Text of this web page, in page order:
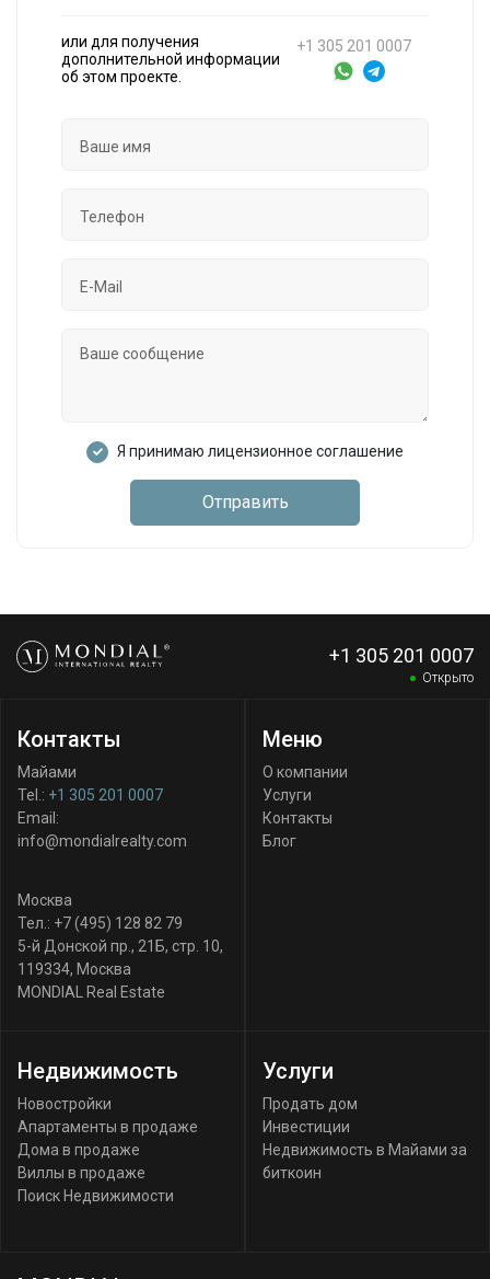
или для получения
дополнительной информации
об этом проекте.
+1 305 201 0007
Я принимаю лицензионное соглашение
Отправить
+1 305 201 0007
Открыто
Контакты
Майами
Tel.: +1 305 201 0007
Email:
info@mondialrealty.com
Москва
Тел.: +7 (495) 128 82 79
5-й Донской пр., 21Б, стр. 10,
119334, Москва
MONDIAL Real Estate
Меню
О компании
Услуги
Контакты
Блог
Недвижимость
Новостройки
Апартаменты в продаже
Дома в продаже
Виллы в продаже
Поиск Недвижимости
Услуги
Продать дом
Инвестиции
Недвижимость в Майами за
биткоин